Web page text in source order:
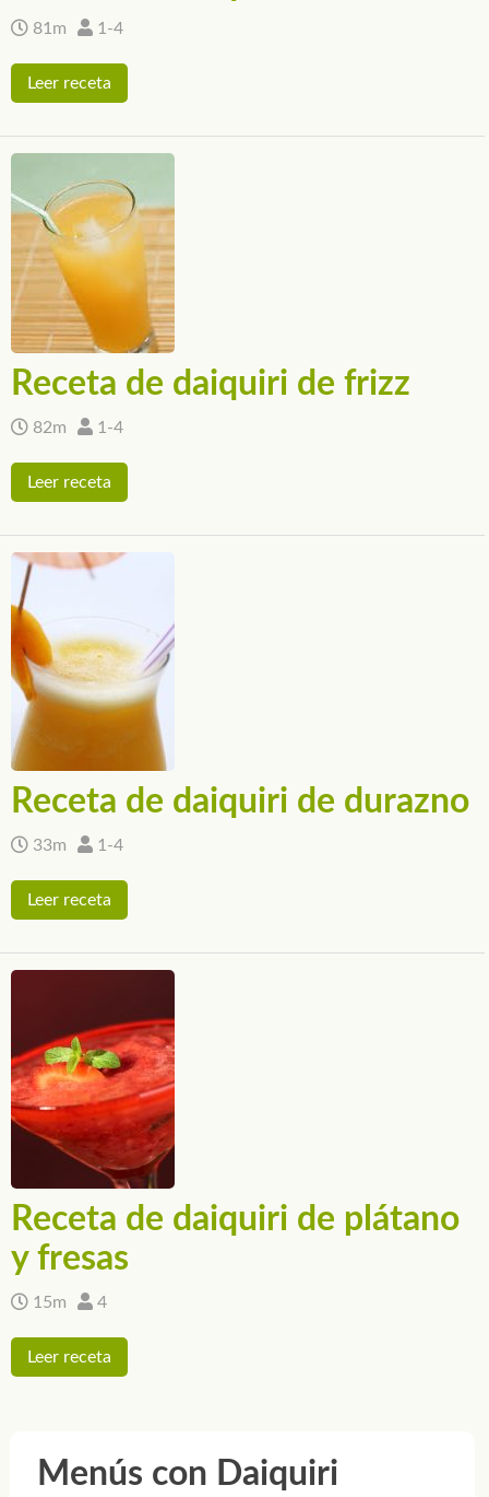
81m 1-4
Leer receta
Receta de daiquiri de frizz
82m 1-4
Leer receta
Receta de daiquiri de durazno
33m 1-4
Leer receta
Receta de daiquiri de plátano
y fresas
15m 4
Leer receta
Menús con Daiquiri